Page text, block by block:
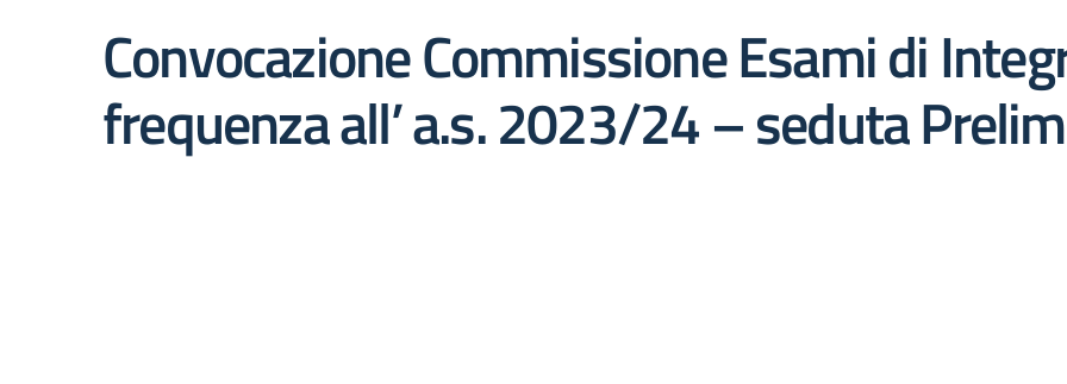
Convocazione Commissione Esami di
frequenza all’ a.s. 2023/24 – seduta